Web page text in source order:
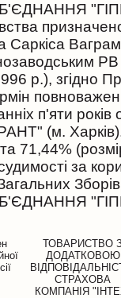
Саркіса
р.), згiдно
повноважень
п'яти рокiв
(м. Харкiв).
71,44%
за
ТОВАРИСТВО
ДОДАТКОВОЮ
СТРАХОВА
КОМПАНІЯ